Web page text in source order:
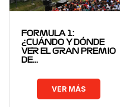
FORMULA 1:
¿CUÁNDO Y DÓNDE
VER EL GRAN PREMIO
DE…
VER MÁS